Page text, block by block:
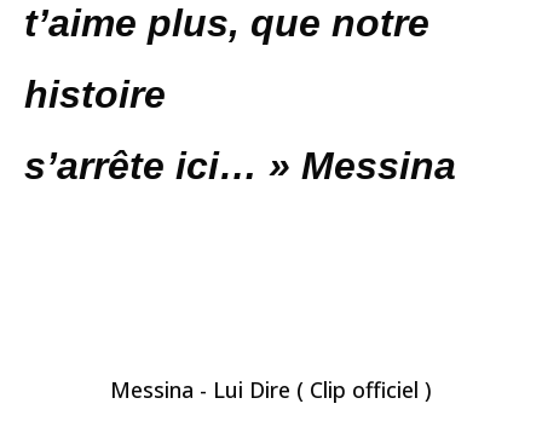
t’aime plus, que notre
histoire
s’arrête ici… » Messina
Messina - Lui Dire ( Clip officiel )